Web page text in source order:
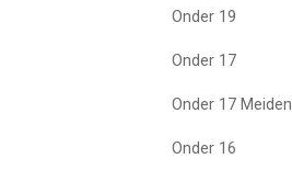
Onder 19
Onder 17
Onder 17 Meiden
Onder 16